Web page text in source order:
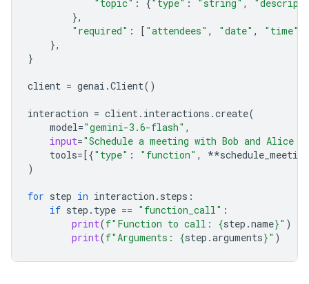
"topic" : {"type" : "string" ,
},
"required" : [ "attendees" , "date" , "time"
},
}
client = genai .Client()
interaction = client. interactions .create(
model="gemini-3.6-flash" ,
input="Schedule a meeting with Bob and Alice
tools=[{"type" : "function" , **
)
for step in interaction . steps :
if step . type == "function_call" :
print(f"Function to call: {step .name}" )
print(f"Arguments: {step .arguments}" )